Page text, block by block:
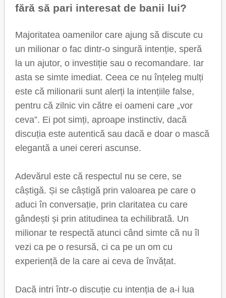
fără să pari interesat de banii lui?
Majoritatea oamenilor care ajung să discute cu
un milionar o fac dintr-o singură intenție, speră
la un ajutor, o investiție sau o recomandare. Iar
asta se simte imediat. Ceea ce nu înțeleg mulți
este că milionarii sunt alerți la intențiile false,
pentru că zilnic vin către ei oameni care „vor
ceva”. Ei pot simți, aproape instinctiv, dacă
discuția este autentică sau dacă e doar o mască
elegantă a unei cereri ascunse.
Adevărul este că respectul nu se cere, se
câștigă. Și se câștigă prin valoarea pe care o
aduci în conversație, prin claritatea cu care
gândești și prin atitudinea ta echilibrată. Un
milionar te respectă atunci când simte că nu îl
vezi ca pe o resursă, ci ca pe un om cu
experiență de la care ai ceva de învățat.
Dacă intri într-o discuție cu intenția de a-i lua